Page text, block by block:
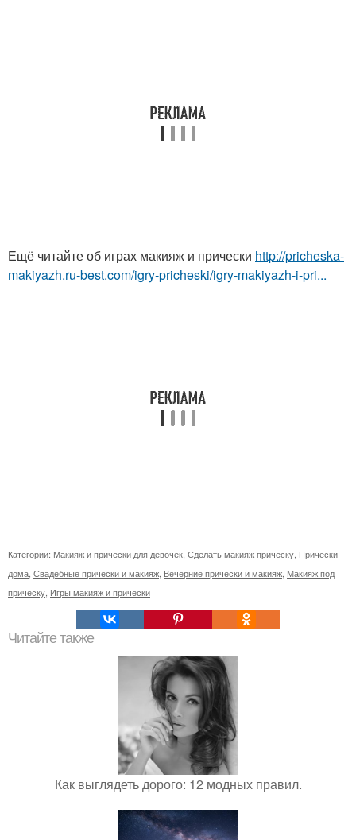
Ещё читайте об играх макияж и прически http://pricheska-
makiyazh.ru-best.com/igry-pricheski/igry-makiyazh-i-pri...
Категории: Макияж и прически для девочек Сделать макияж прическу Прически
дома Свадебные прически и макияж Вечерние прически и макияж Макияж под
прическу Игры макияж и прически
Читайте также
Как выглядеть дорого: 12 модных правил.